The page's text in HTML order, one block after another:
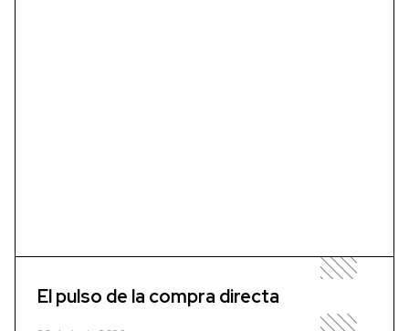
El pulso de la compra directa